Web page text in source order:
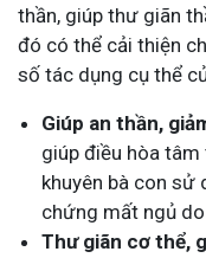
thần, giúp thư giãn
đó có thể cải thiện
số tác dụng cụ thể
Giúp an thần,
giúp điều hòa
khuyên bà con sử
chứng mất ngủ
Thư giãn cơ thể,